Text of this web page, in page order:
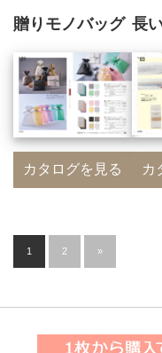
贈りモノバッグ
カタログを見る
長
カ
1 2 »